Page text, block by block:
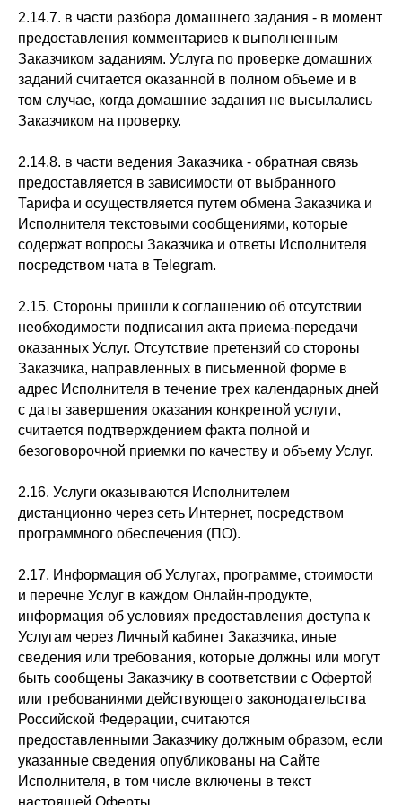
2.14.7. в части разбора домашнего задания - в момент
предоставления комментариев к выполненным
Заказчиком заданиям. Услуга по проверке домашних
заданий считается оказанной в полном объеме и в
том случае, когда домашние задания не высылались
Заказчиком на проверку.
2.14.8. в части ведения Заказчика - обратная связь
предоставляется в зависимости от выбранного
Тарифа и осуществляется путем обмена Заказчика и
Исполнителя текстовыми сообщениями, которые
содержат вопросы Заказчика и ответы Исполнителя
посредством чата в Telegram.
2.15. Стороны пришли к соглашению об отсутствии
необходимости подписания акта приема-передачи
оказанных Услуг. Отсутствие претензий со стороны
Заказчика, направленных в письменной форме в
адрес Исполнителя в течение трех календарных дней
с даты завершения оказания конкретной услуги,
считается подтверждением факта полной и
безоговорочной приемки по качеству и объему Услуг.
2.16. Услуги оказываются Исполнителем
дистанционно через сеть Интернет, посредством
программного обеспечения (ПО).
2.17. Информация об Услугах, программе, стоимости
и перечне Услуг в каждом Онлайн-продукте,
информация об условиях предоставления доступа к
Услугам через Личный кабинет Заказчика, иные
сведения или требования, которые должны или могут
быть сообщены Заказчику в соответствии с Офертой
или требованиями действующего законодательства
Российской Федерации, считаются
предоставленными Заказчику должным образом, если
указанные сведения опубликованы на Сайте
Исполнителя, в том числе включены в текст
настоящей Оферты.